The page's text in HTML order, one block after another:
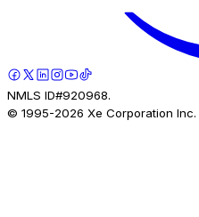
NMLS ID#920968.
© 1995-2026 Xe Corporation Inc.